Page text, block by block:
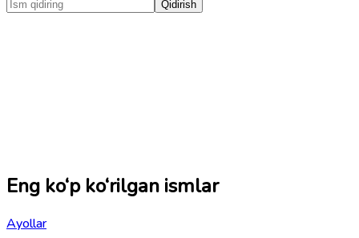
Qidirish
Eng ko‘p ko‘rilgan ismlar
Ayollar